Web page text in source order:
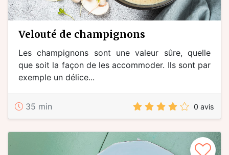
velouté de champignons
Les champignons sont une valeur sûre, quelle
que soit la façon de les accommoder. Ils sont par
exemple un délice...
35 min 0 avis